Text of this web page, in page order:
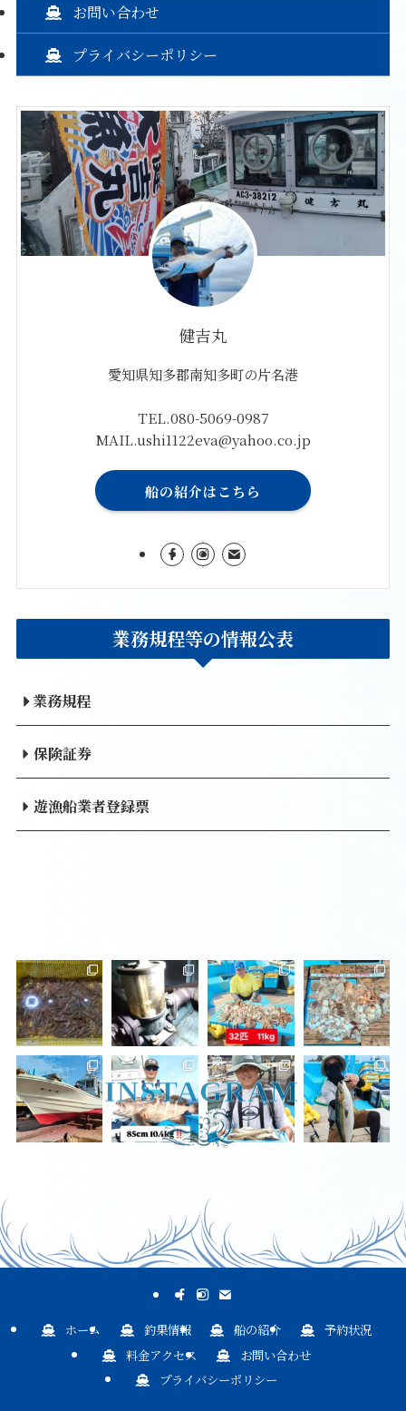
お問い合わせ
プライバシーポリシー
健吉丸
愛知県知多郡南知多町の片名港
TEL.080-5069-0987
MAIL.ushi1122eva@yahoo.co.jp
船の紹介はこちら
業務規程等の情報公表
業務規程
保険証券
遊漁船業者登録票
ホーム 釣果情報 船の紹介
予約状況
料金アクセス
お問い合わせ
プライバシーポリシー